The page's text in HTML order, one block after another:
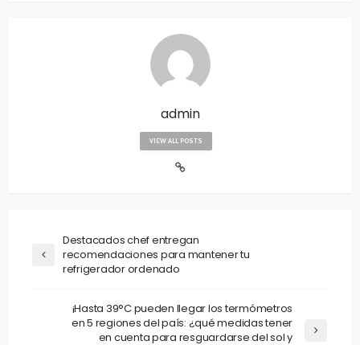
admin
VIEW ALL POSTS
Destacados chef entregan
recomendaciones para mantener tu
refrigerador ordenado
¡Hasta 39°C pueden llegar los termómetros
en 5 regiones del país: ¿qué medidas tener
en cuenta para resguardarse del sol y